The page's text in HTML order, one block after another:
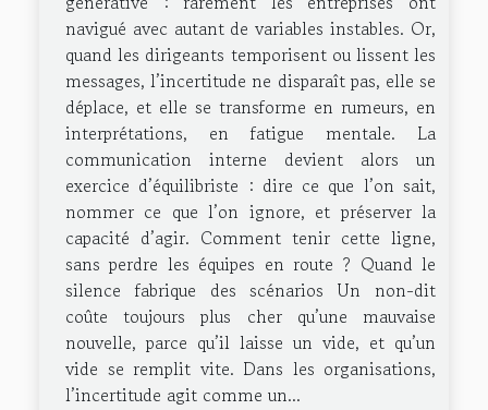
navigué avec autant de variables instables. Or,
quand les dirigeants temporisent ou lissent les
messages, l’incertitude ne disparaît pas, elle se
déplace, et elle se transforme en rumeurs, en
interprétations, en fatigue mentale. La
communication interne devient alors un
exercice d’équilibriste : dire ce que l’on sait,
nommer ce que l’on ignore, et préserver la
capacité d’agir. Comment tenir cette ligne,
sans perdre les équipes en route ? Quand le
silence fabrique des scénarios Un non-dit
coûte toujours plus cher qu’une mauvaise
nouvelle, parce qu’il laisse un vide, et qu’un
vide se remplit vite. Dans les organisations,
l’incertitude agit comme un...